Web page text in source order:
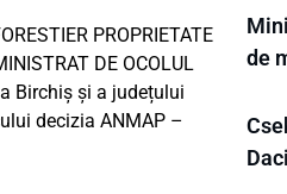
PROPRIETATE
DE OCOLUL
Birchiș și a județului
decizia ANMAP –
de